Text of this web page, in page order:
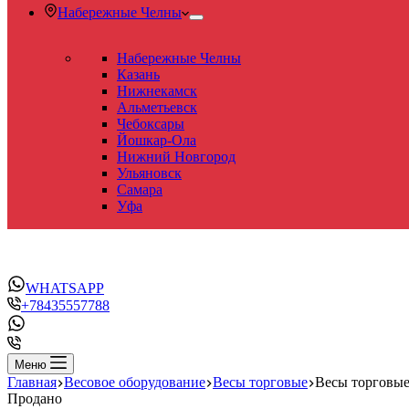
Набережные Челны
Набережные Челны
Казань
Нижнекамск
Альметьевск
Чебоксары
Йошкар-Ола
Нижний Новгород
Ульяновск
Самара
Уфа
WHATSAPP
+78435557788
Меню
Главная Весовое оборудование Весы торговые Весы
Продано